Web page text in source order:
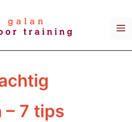
– 7 tips